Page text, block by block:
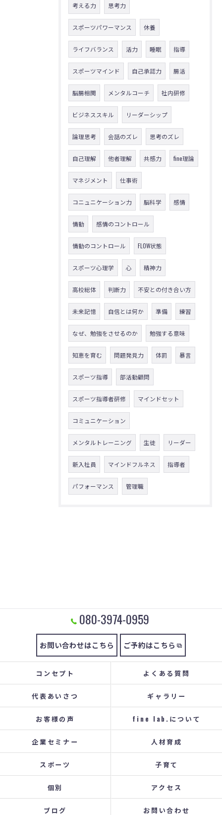
考える力 思考力
スポーツパワーマンス 休養
ライフバランス 活力 睡眠 指導
スポーツマインド 自己承認力 腸活
脳腸相関 メンタルコーチ 社内研修
ビジネススキル リーダーシップ
論理思考 会話のズレ 思考のズレ
自己理解 他者理解 共感力 fine理論
マネジメント 仕事術
コニュニケーション力 脳科学 感情
情動 感情のコントロール
情動のコントロール FLOW状態
スポーツ心理学 心 精神力
高校総体 判断力 不安との付き合い方
未来記憶 自信とは何か 準備 練習
なぜ、勉強をさせるのか 勉強する意味
知恵を育む 問題発見力 体罰 暴言
スポーツ指導 部活動顧問
スポーツ指導者研修 マインドセット
コミュニケーション
メンタルトレーニング 生徒 リーダー
新入社員 マインドフルネス 指導者
パフォーマンス 管理職
080-3974-0959
お問い合わせはこちら ご予約はこちら
コンセプト よくある質問
代表あいさつ ギャラリー
お客様の声 fine lab.について
企業セミナー 人材育成
スポーツ 子育て
個別 アクセス
ブログ お問い合わせ